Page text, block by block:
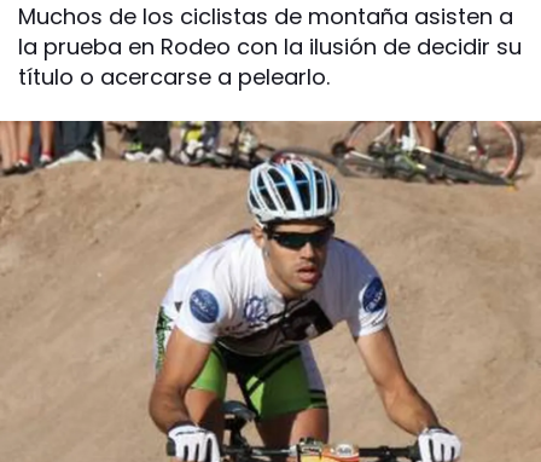
Muchos de los ciclistas de montaña asisten a
la prueba en Rodeo con la ilusión de decidir su
título o acercarse a pelearlo.